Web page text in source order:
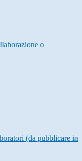
o
(da pubblicare in